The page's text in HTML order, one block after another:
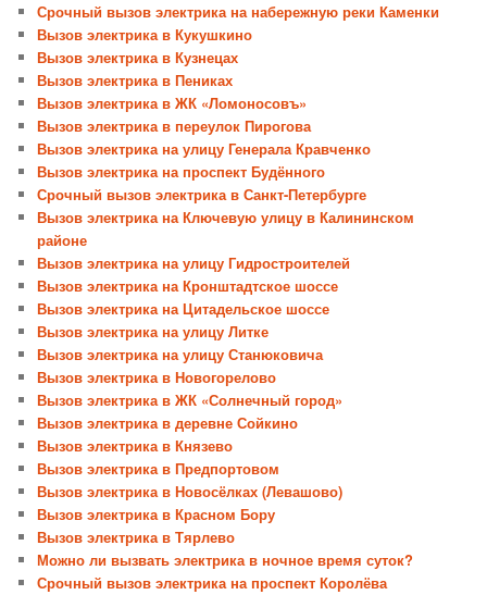
Срочный вызов электрика на набережную реки Каменки
Вызов электрика в Кукушкино
Вызов электрика в Кузнецах
Вызов электрика в Пениках
Вызов электрика в ЖК «Ломоносовъ»
Вызов электрика в переулок Пирогова
Вызов электрика на улицу Генерала Кравченко
Вызов электрика на проспект Будённого
Срочный вызов электрика в Санкт-Петербурге
Вызов электрика на Ключевую улицу в Калининском
районе
Вызов электрика на улицу Гидростроителей
Вызов электрика на Кронштадтское шоссе
Вызов электрика на Цитадельское шоссе
Вызов электрика на улицу Литке
Вызов электрика на улицу Станюковича
Вызов электрика в Новогорелово
Вызов электрика в ЖК «Солнечный город»
Вызов электрика в деревне Сойкино
Вызов электрика в Князево
Вызов электрика в Предпортовом
Вызов электрика в Новосёлках (Левашово)
Вызов электрика в Красном Бору
Вызов электрика в Тярлево
Можно ли вызвать электрика в ночное время суток?
Срочный вызов электрика на проспект Королёва